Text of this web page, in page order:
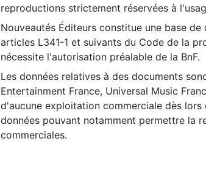
reproductions strictement réservées à
Nouveautés Éditeurs constitue une base
articles L341-1 et suivants du Code de la
nécessite l'autorisation préalable de la BnF.
Les données relatives à des documents
Entertainment France, Universal Music
d'aucune exploitation commerciale dès
données pouvant notamment permettre la
commerciales.